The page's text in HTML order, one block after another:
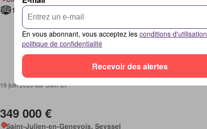
12 Pièces
19 juin 2026 sur Bien´ici
349 000 €
Saint-Julien-en-Genevois, Seyssel
En vous abonnant, vous acceptez les conditions d'utilisation
politique de confidentialité
Recevoir des alertes